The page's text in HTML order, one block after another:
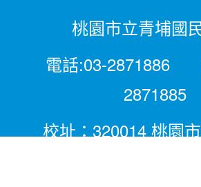
桃園市立青埔國
電話:03-2871886
2871885
校址：320014 桃園